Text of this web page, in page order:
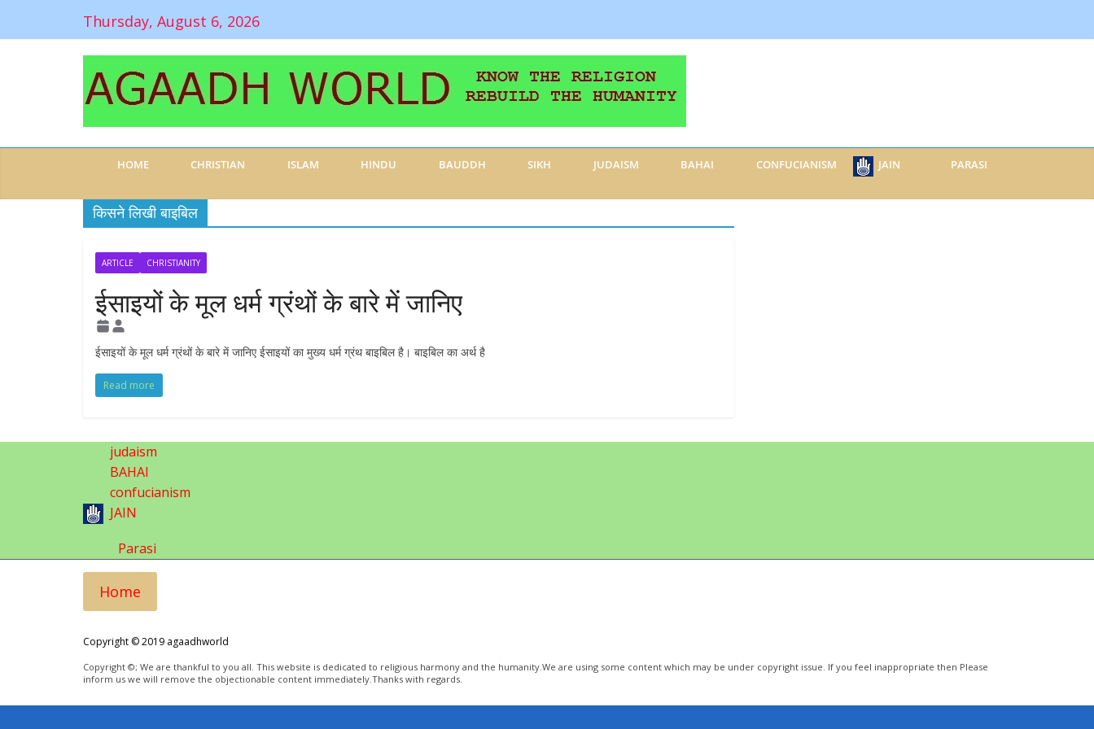
Thursday, August 6, 2026
HOME CHRISTIAN ISLAM HINDU BAUDDH SIKH JUDAISM BAHAI CONFUCIANISM JAIN PARASI
किसने लिखी बाइबिल
ARTICLE CHRISTIANITY
ईसाइयों के मूल धर्म ग्रंथों के बारे में जानिए
ईसाइयों के मूल धर्म ग्रंथों के बारे में जानिए ईसाइयों का मुख्य धर्म ग्रंथ बाइबिल है। बाइबिल का अर्थ है
Read more
judaism
BAHAI
confucianism
JAIN
Parasi
Home
Copyright © 2019 agaadhworld
Copyright ©; We are thankful to you all. This website is dedicated to religious harmony and the humanity.We are using some content which may be under copyright issue. If you feel inappropriate then Please
inform us we will remove the objectionable content immediately.Thanks with regards.